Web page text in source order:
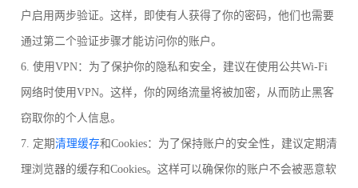
户启用两步验证。这样，即使有人获得了你的密码，他们也需要
通过第二个验证步骤才能访问你的账户。
6. 使用VPN：为了保护你的隐私和安全，建议在使用公共Wi-Fi
网络时使用VPN。这样，你的网络流量将被加密，从而防止黑客
窃取你的个人信息。
7. 定期清理缓存和Cookies：为了保持账户的安全性，建议定期清
理浏览器的缓存和Cookies。这样可以确保你的账户不会被恶意软